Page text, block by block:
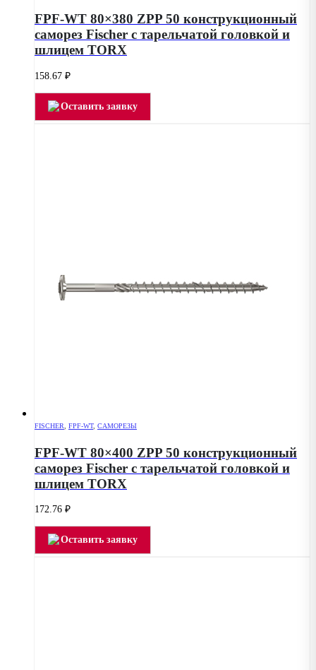
FPF-WT 80×380 ZPP 50 конструкционный
саморез Fischer с тарельчатой головкой и
шлицем TORX
158.67 ₽
Оставить заявку
FISCHER FPF-WT, САМОРЕЗЫ
FPF-WT 80×400 ZPP 50 конструкционный
саморез Fischer с тарельчатой головкой и
шлицем TORX
172.76 ₽
Оставить заявку